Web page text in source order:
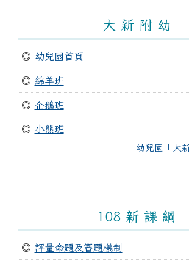
大 新 附 幼
◎ 幼兒園首頁
◎ 綿羊班
◎ 企鵝班
◎ 小熊班
幼兒園「大
108 新 課 綱
◎ 評量命題及審題機制